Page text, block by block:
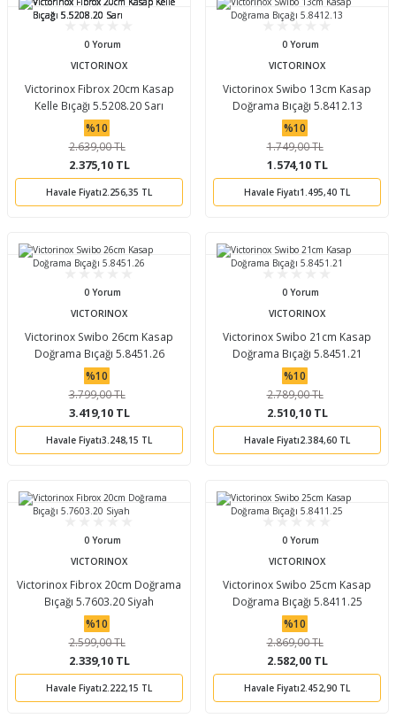
0 Yorum
VICTORINOX
Victorinox Fibrox 20cm Kasap
Kelle Bıçağı 5.5208.20 Sarı
%10
2.639,00 TL
2.375,10 TL
Havale Fiyatı2.256,35 TL
0 Yorum
VICTORINOX
Victorinox Swibo 13cm Kasap
Doğrama Bıçağı 5.8412.13
%10
1.749,00 TL
1.574,10 TL
Havale Fiyatı1.495,40 TL
0 Yorum
VICTORINOX
Victorinox Swibo 26cm Kasap
Doğrama Bıçağı 5.8451.26
%10
3.799,00 TL
3.419,10 TL
Havale Fiyatı3.248,15 TL
0 Yorum
VICTORINOX
Victorinox Swibo 21cm Kasap
Doğrama Bıçağı 5.8451.21
%10
2.789,00 TL
2.510,10 TL
Havale Fiyatı2.384,60 TL
0 Yorum
VICTORINOX
Victorinox Fibrox 20cm Doğrama
Bıçağı 5.7603.20 Siyah
%10
2.599,00 TL
2.339,10 TL
Havale Fiyatı2.222,15 TL
0 Yorum
VICTORINOX
Victorinox Swibo 25cm Kasap
Doğrama Bıçağı 5.8411.25
%10
2.869,00 TL
2.582,00 TL
Havale Fiyatı2.452,90 TL